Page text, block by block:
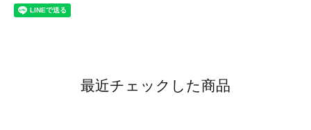
最近チェックした商品